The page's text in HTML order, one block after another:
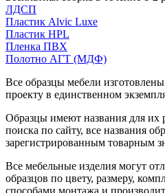
ЛДСП
Пластик Alvic Luxe
Пластик HPL
Пленка ПВХ
Полотно АГТ (МДФ)
Все образцы мебели
проекту в единственном
Образцы имеют названия для их
поиска по сайту, все названия
зарегистрированным товарным
Все мебельные изделия могут
образцов по цвету, размеру,
способами монтажа и